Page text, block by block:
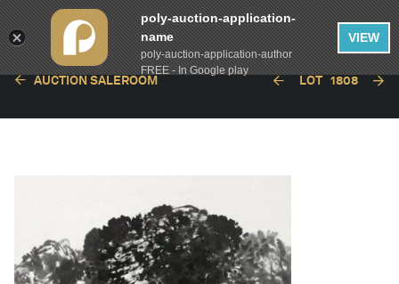
AUCTION SALEROOM LOT 1808
poly-auction-application-
name
poly-auction-application-author
FREE - In Google play
VIEW